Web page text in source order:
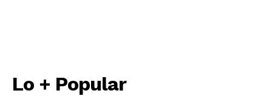
Lo + Popular